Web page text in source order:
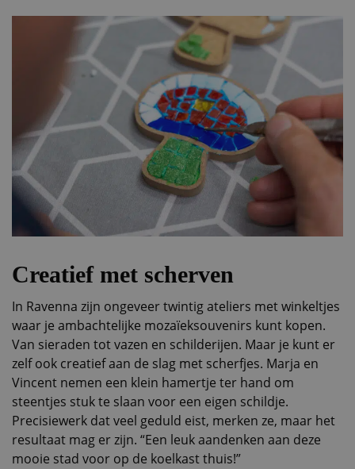
Creatief met scherven
In Ravenna zijn ongeveer twintig ateliers met winkeltjes
waar je ambachtelijke mozaïeksouvenirs kunt kopen.
Van sieraden tot vazen en schilderijen. Maar je kunt er
zelf ook creatief aan de slag met scherfjes. Marja en
Vincent nemen een klein hamertje ter hand om
steentjes stuk te slaan voor een eigen schildje.
Precisiewerk dat veel geduld eist, merken ze, maar het
resultaat mag er zijn. “Een leuk aandenken aan deze
mooie stad voor op de koelkast thuis!”